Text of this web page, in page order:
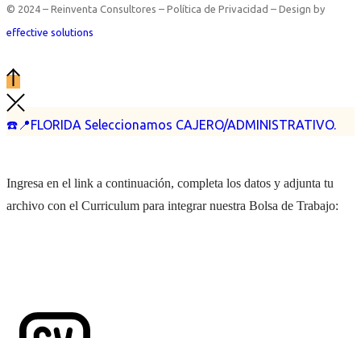
☎️📍FLORIDA Seleccionamos CAJERO/ADMINISTRATIVO.
© 2024 – Reinventa Consultores – Política de Privacidad – Design by
effective solutions
Ingresa en el link a continuación, completa los datos y adjunta tu
archivo con el Curriculum para integrar nuestra Bolsa de Trabajo: